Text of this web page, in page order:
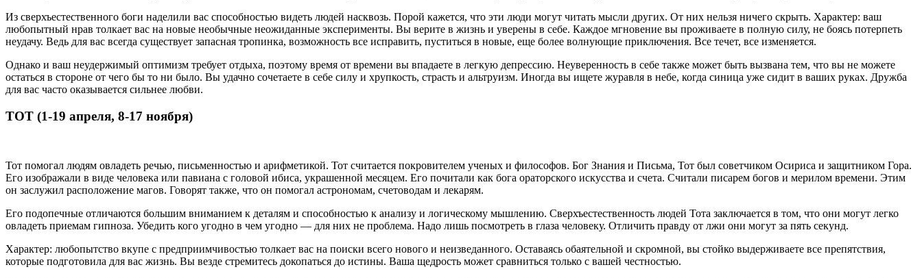
Из сверхъестественного боги наделили вас способностью видеть людей насквозь. Порой кажется, что эти люди могут читать мысли других. От них нельзя ничего скрыть. Характер: ваш
любопытный нрав толкает вас на новые необычные неожиданные эксперименты. Вы верите в жизнь и уверены в себе. Каждое мгновение вы проживаете в полную силу, не боясь потерпеть
неудачу. Ведь для вас всегда существует запасная тропинка, возможность все исправить, пуститься в новые, еще более волнующие приключения. Все течет, все изменяется.
Однако и ваш неудержимый оптимизм требует отдыха, поэтому время от времени вы впадаете в легкую депрессию. Неуверенность в себе также может быть вызвана тем, что вы не можете
остаться в стороне от чего бы то ни было. Вы удачно сочетаете в себе силу и хрупкость, страсть и альтруизм. Иногда вы ищете журавля в небе, когда синица уже сидит в ваших руках. Дружба
для вас часто оказывается сильнее любви.
ТОТ (1-19 апреля, 8-17 ноября)
Тот помогал людям овладеть речью, письменностью и арифметикой. Тот считается покровителем ученых и философов. Бог Знания и Письма, Тот был советчиком Осириса и защитником Гора.
Его изображали в виде человека или павиана с головой ибиса, украшенной месяцем. Его почитали как бога ораторского искусства и счета. Считали писарем богов и мерилом времени. Этим
он заслужил расположение магов. Говорят также, что он помогал астрономам, счетоводам и лекарям.
Его подопечные отличаются большим вниманием к деталям и способностью к анализу и логическому мышлению. Сверхъестественность людей Тота заключается в том, что они могут легко
овладеть приемам гипноза. Убедить кого угодно в чем угодно — для них не проблема. Надо лишь посмотреть в глаза человеку. Отличить правду от лжи они могут за пять секунд.
Характер: любопытство вкупе с предприимчивостью толкает вас на поиски всего нового и неизведанного. Оставаясь обаятельной и скромной, вы стойко выдерживаете все препятствия,
которые подготовила для вас жизнь. Вы везде стремитесь докопаться до истины. Ваша щедрость может сравниться только с вашей честностью.